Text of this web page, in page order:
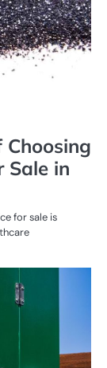
Sale in
for sale is